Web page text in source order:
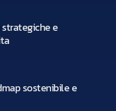
e
sostenibile e